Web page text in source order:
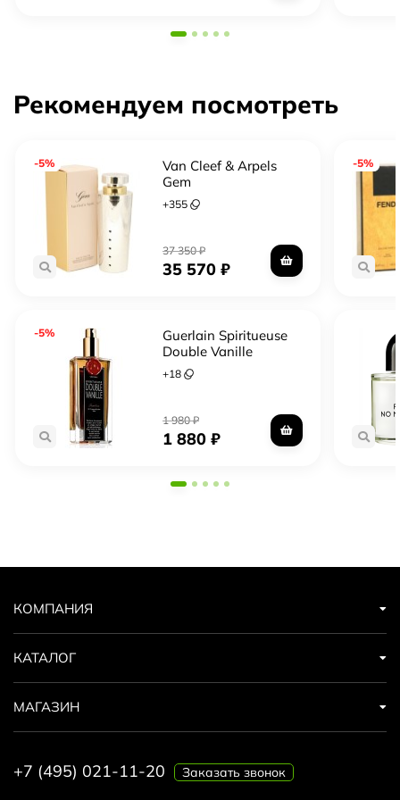
Рекомендуем посмотреть
-5%
Van Cleef & Arpels
Gem
+355
37 350₽
35 570₽
-5%
Guerlain Spiritueuse
Double Vanille
+18
1 980₽
1 880₽
-5%
КОМПАНИЯ
КАТАЛОГ
МАГАЗИН
+7 (495) 021-11-20 Заказать звонок